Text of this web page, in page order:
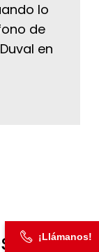
lo
de
en
para
¡Llámanos!